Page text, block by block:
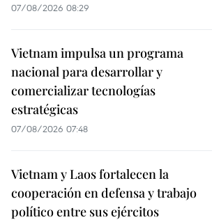
07/08/2026 08:29
Vietnam impulsa un programa
nacional para desarrollar y
comercializar tecnologías
estratégicas
07/08/2026 07:48
Vietnam y Laos fortalecen la
cooperación en defensa y trabajo
político entre sus ejércitos